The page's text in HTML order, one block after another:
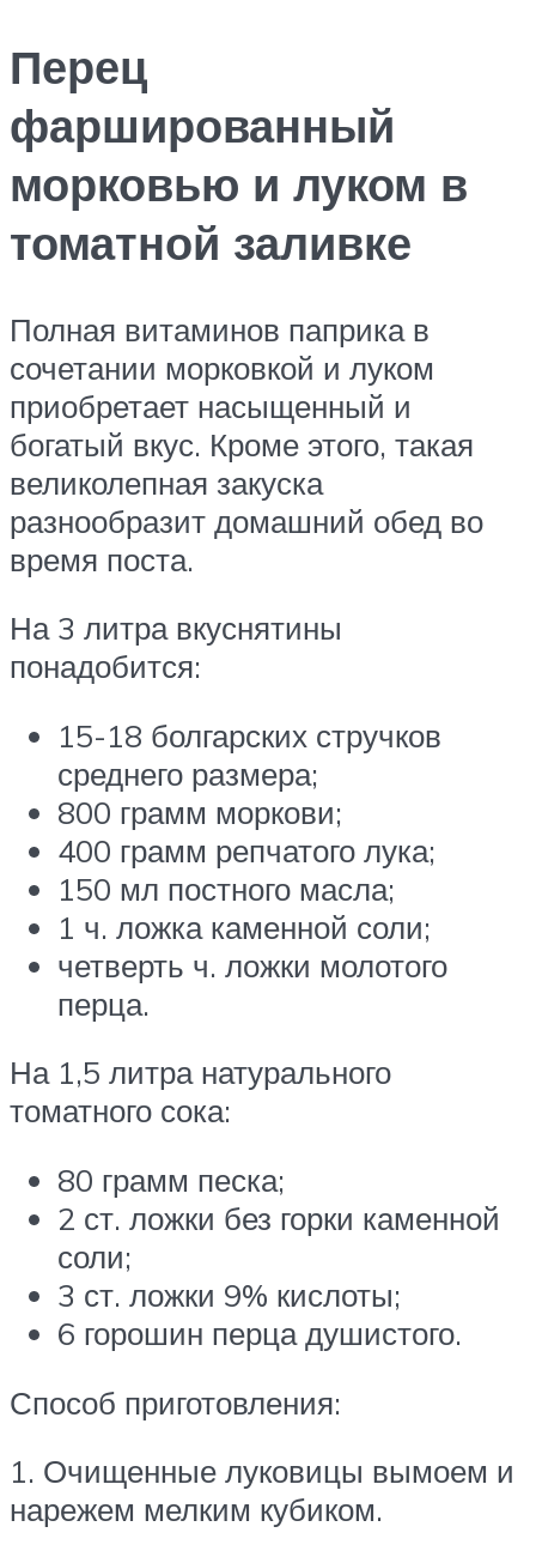
Перец
фаршированный
морковью и луком в
томатной заливке
Полная витаминов паприка в
сочетании морковкой и луком
приобретает насыщенный и
богатый вкус. Кроме этого, такая
великолепная закуска
разнообразит домашний обед во
время поста.
На 3 литра вкуснятины
понадобится:
15-18 болгарских стручков
среднего размера;
800 грамм моркови;
400 грамм репчатого лука;
150 мл постного масла;
1 ч. ложка каменной соли;
четверть ч. ложки молотого
перца.
На 1,5 литра натурального
томатного сока:
80 грамм песка;
2 ст. ложки без горки каменной
соли;
3 ст. ложки 9% кислоты;
6 горошин перца душистого.
Способ приготовления:
1. Очищенные луковицы вымоем и
нарежем мелким кубиком.